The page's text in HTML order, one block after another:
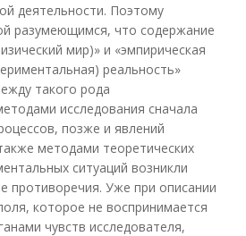
деятельности. Поэтому
разумеющимся, что содержание
мир)» и «эмпирическая
реальность»
такого рода
исследования сначала
позже и явлений
методами теоретических
ситуаций возникли
противоречия. Уже при описании
которое не воспринимается
чувств исследователя,